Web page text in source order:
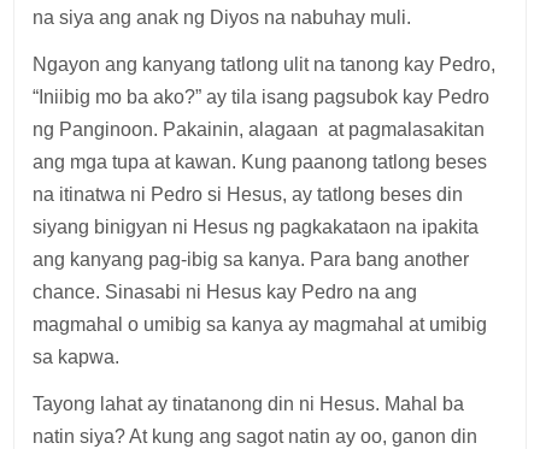
na siya ang anak ng Diyos na nabuhay muli.
Ngayon ang kanyang tatlong ulit na tanong kay Pedro,
“Iniibig mo ba ako?” ay tila isang pagsubok kay Pedro
ng Panginoon. Pakainin, alagaan at pagmalasakitan
ang mga tupa at kawan. Kung paanong tatlong beses
na itinatwa ni Pedro si Hesus, ay tatlong beses din
siyang binigyan ni Hesus ng pagkakataon na ipakita
ang kanyang pag-ibig sa kanya. Para bang another
chance. Sinasabi ni Hesus kay Pedro na ang
magmahal o umibig sa kanya ay magmahal at umibig
sa kapwa.
Tayong lahat ay tinatanong din ni Hesus. Mahal ba
natin siya? At kung ang sagot natin ay oo, ganon din